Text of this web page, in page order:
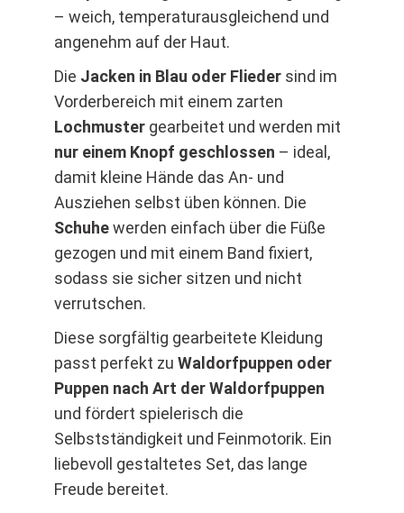
– weich, temperaturausgleichend und
angenehm auf der Haut.
Die Jacken in Blau oder Flieder sind im
Vorderbereich mit einem zarten
Lochmuster gearbeitet und werden mit
nur einem Knopf geschlossen – ideal,
damit kleine Hände das An- und
Ausziehen selbst üben können. Die
Schuhewerden einfach über die Füße
gezogen und mit einem Band fixiert,
sodass sie sicher sitzen und nicht
verrutschen.
Diese sorgfältig gearbeitete Kleidung
passt perfekt zu Waldorfpuppen oder
Puppen nach Art der Waldorfpuppen
und fördert spielerisch die
Selbstständigkeit und Feinmotorik. Ein
liebevoll gestaltetes Set, das lange
Freude bereitet.